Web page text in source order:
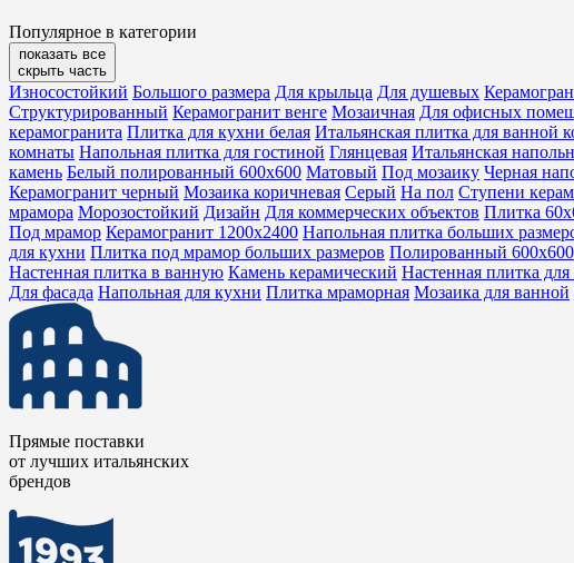
Популярное в категории
показать все
скрыть часть
Износостойкий Большого размера Для крыльца Для душевых
Структурированный Керамогранит венге Мозаичная Для офисных
керамогранита Плитка для кухни белая Итальянская плитка для ванной
комнаты Напольная плитка для гостиной Глянцевая Итальянская
камень Белый полированный 600x600 Матовый Под мозаику Черная
Керамогранит черный Мозаика коричневая Серый На пол Ступени
мрамора Морозостойкий Дизайн Для коммерческих объектов Плитка
Под мрамор Керамогранит 1200х2400 Напольная плитка больших
для кухни Плитка под мрамор больших размеров Полированный 600х600
Настенная плитка в ванную Камень керамический Настенная плитка
Для фасада Напольная для кухни Плитка мраморная Мозаика для ванной
Прямые поставки
от лучших итальянских
брендов